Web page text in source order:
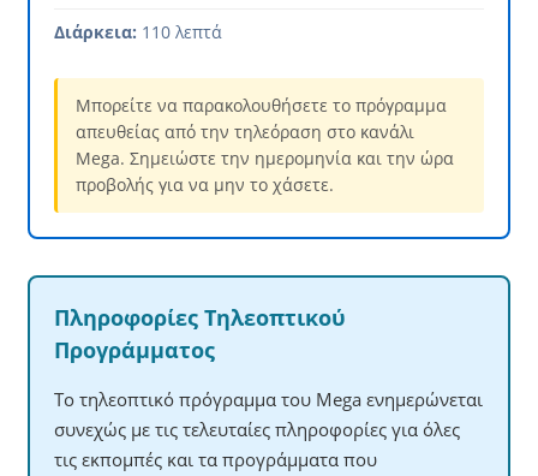
Διάρκεια: 110 λεπτά
Μπορείτε να παρακολουθήσετε το πρόγραμμα
απευθείας από την τηλεόραση στο κανάλι
Mega. Σημειώστε την ημερομηνία και την ώρα
προβολής για να μην το χάσετε.
Πληροφορίες Τηλεοπτικού
Προγράμματος
Το τηλεοπτικό πρόγραμμα του Mega ενημερώνεται
συνεχώς με τις τελευταίες πληροφορίες για όλες
τις εκπομπές και τα προγράμματα που